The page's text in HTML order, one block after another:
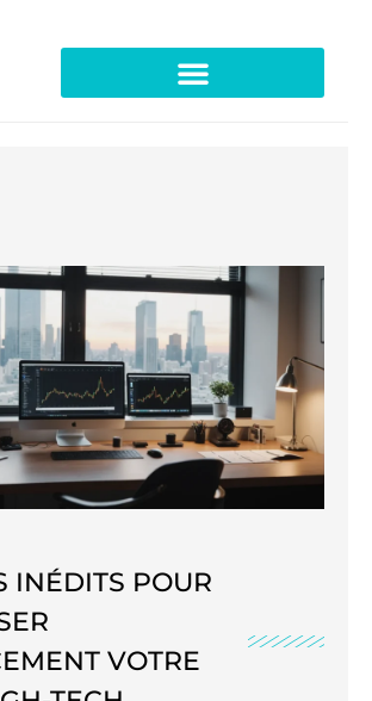
INÉDITS POUR
VOTRE